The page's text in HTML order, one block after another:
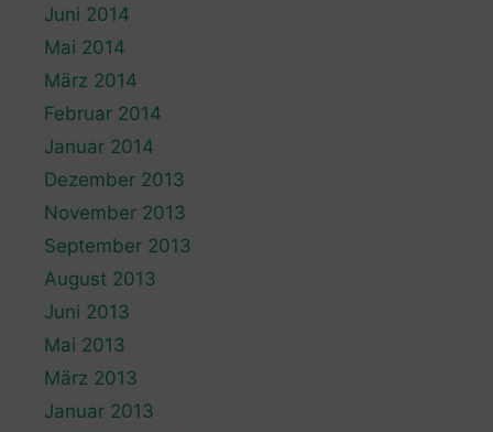
Juni 2014
Mai 2014
März 2014
Februar 2014
Januar 2014
Dezember 2013
November 2013
September 2013
August 2013
Juni 2013
Mai 2013
März 2013
Januar 2013